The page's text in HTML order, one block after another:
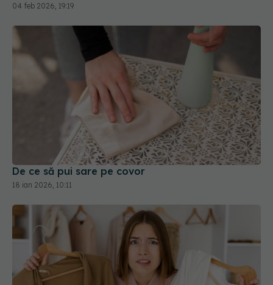
04 feb 2026, 19:19
De ce să pui sare pe covor
18 ian 2026, 10:11